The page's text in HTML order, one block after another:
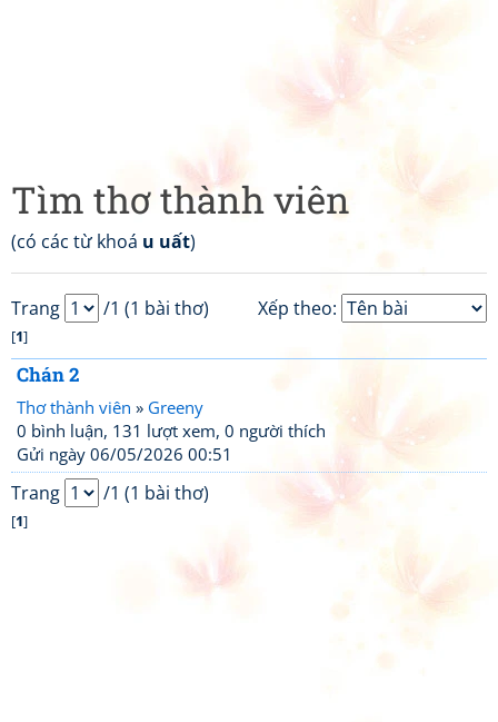
Tìm thơ thành viên
(có các từ khoá u uất)
Xếp theo:
Trang /1 (1 bài thơ)
[1]
Chán 2
Thơ thành viên » Greeny
0 bình luận, 131 lượt xem, 0 người thích
Gửi ngày 06/05/2026 00:51
Trang /1 (1 bài thơ)
[1]